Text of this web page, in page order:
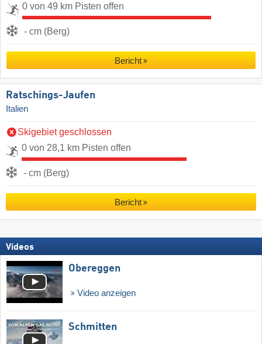
0 von 49 km Pisten offen
- cm (Berg)
Bericht
Ratschings-Jaufen
Italien
Skigebiet geschlossen
0 von 28,1 km Pisten offen
- cm (Berg)
Bericht
Videos
Obereggen
Video anzeigen
Schmitten